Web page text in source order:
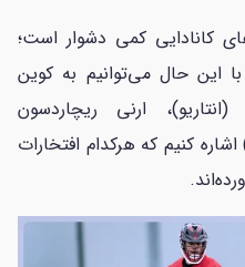
کانادایی کمی دشوار است؛
این حال می‌توانیم به کوین
ارنی ریچاردسون
کنیم که هرکدام افتخارات